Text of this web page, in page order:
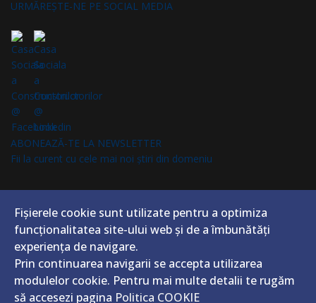
URMĂREȘTE-NE PE SOCIAL MEDIA
ABONEAZĂ-TE LA NEWSLETTER
Fii la curent cu cele mai noi știri din domeniu
CASA SOCIALĂ A CONSTRUCTORILOR
Fișierele cookie sunt utilizate pentru a optimiza
funcţionalitatea site-ului web și de a îmbunătăţi
experienţa de navigare.
Prin continuarea navigarii se accepta utilizarea
modulelor cookie. Pentru mai multe detalii te rugăm
să accesezi pagina Politica COOKIE